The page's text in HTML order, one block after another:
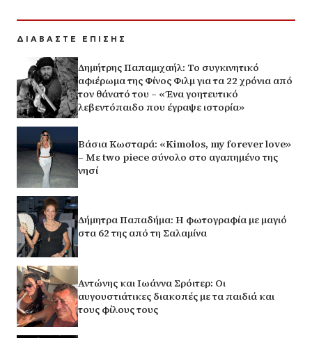
ΔΙΑΒΑΣΤΕ ΕΠΙΣΗΣ
Δημήτρης Παπαμιχαήλ: Το συγκινητικό
αφιέρωμα της Φίνος Φιλμ για τα 22 χρόνια από
τον θάνατό του – «Ένα γοητευτικό
λεβεντόπαιδο που έγραψε ιστορία»
Βάσια Κωσταρά: «Kimolos, my forever love»
– Με two piece σύνολο στο αγαπημένο της
νησί
Δήμητρα Παπαδήμα: Η φωτογραφία με μαγιό
στα 62 της από τη Σαλαμίνα
Αντώνης και Ιωάννα Σρόιτερ: Οι
αυγουστιάτικες διακοπές με τα παιδιά και
τους φίλους τους